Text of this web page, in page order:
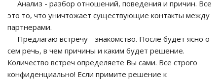
Анализ - разбор отношений, поведения и причин. Все
это то, что уничтожает существующие контакты между
партнерами.
Предлагаю встречу - знакомство. После будет ясно о
сем речь, в чем причины и каким будет решение.
Количество встреч определяете Вы сами. Все строго
конфиденциально! Если примите решение к